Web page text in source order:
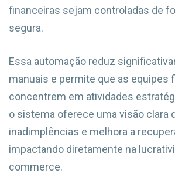
financeiras sejam controladas de
segura.
Essa automação reduz
manuais e permite que as equipes
concentrem em atividades
o sistema oferece uma visão clara
inadimplências e melhora a
impactando diretamente na
commerce.